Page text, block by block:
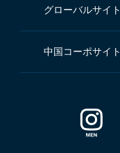
グローバルサイト
中国コーポサイト